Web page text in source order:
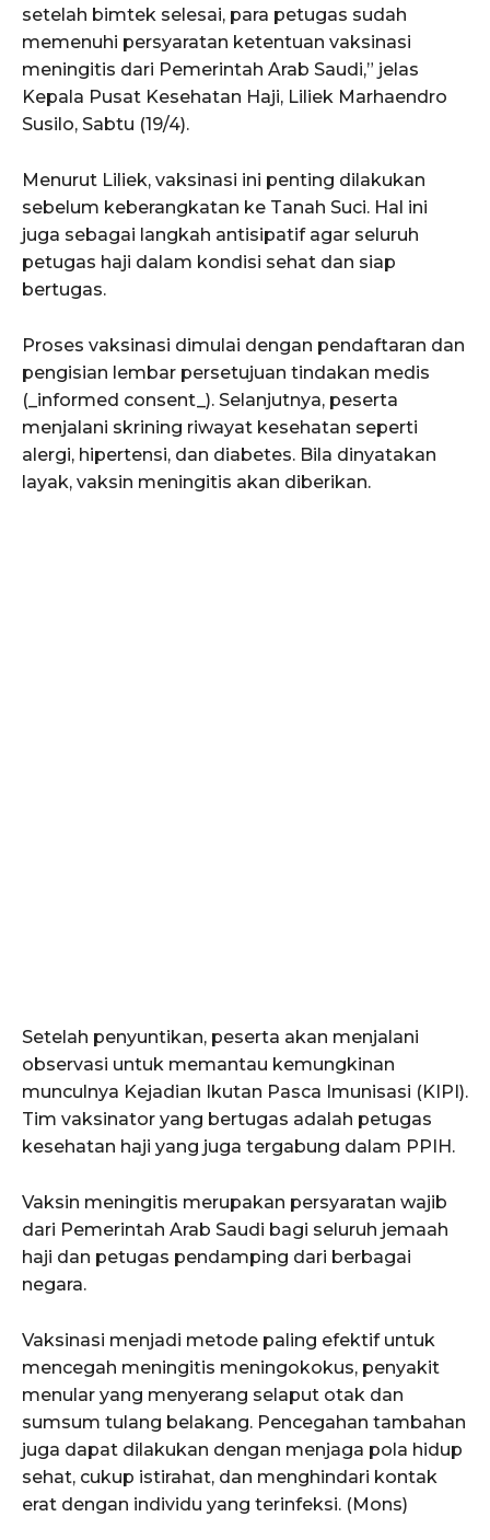
setelah bimtek selesai, para petugas sudah
memenuhi persyaratan ketentuan vaksinasi
meningitis dari Pemerintah Arab Saudi,” jelas
Kepala Pusat Kesehatan Haji, Liliek Marhaendro
Susilo, Sabtu (19/4).
Menurut Liliek, vaksinasi ini penting dilakukan
sebelum keberangkatan ke Tanah Suci. Hal ini
juga sebagai langkah antisipatif agar seluruh
petugas haji dalam kondisi sehat dan siap
bertugas.
Proses vaksinasi dimulai dengan pendaftaran dan
pengisian lembar persetujuan tindakan medis
(_informed consent_). Selanjutnya, peserta
menjalani skrining riwayat kesehatan seperti
alergi, hipertensi, dan diabetes. Bila dinyatakan
layak, vaksin meningitis akan diberikan.
Setelah penyuntikan, peserta akan menjalani
observasi untuk memantau kemungkinan
munculnya Kejadian Ikutan Pasca Imunisasi (KIPI).
Tim vaksinator yang bertugas adalah petugas
kesehatan haji yang juga tergabung dalam PPIH.
Vaksin meningitis merupakan persyaratan wajib
dari Pemerintah Arab Saudi bagi seluruh jemaah
haji dan petugas pendamping dari berbagai
negara.
Vaksinasi menjadi metode paling efektif untuk
mencegah meningitis meningokokus, penyakit
menular yang menyerang selaput otak dan
sumsum tulang belakang. Pencegahan tambahan
juga dapat dilakukan dengan menjaga pola hidup
sehat, cukup istirahat, dan menghindari kontak
erat dengan individu yang terinfeksi. (Mons)